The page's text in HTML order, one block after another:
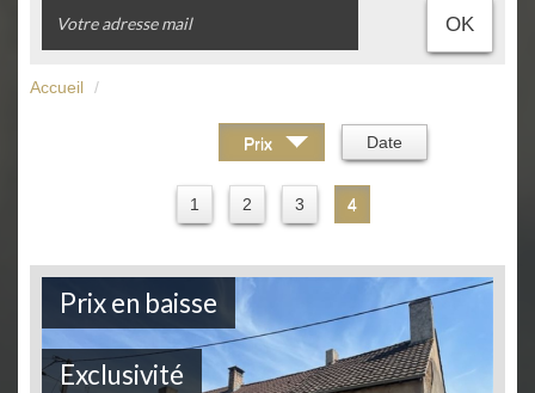
OK
Accueil
Prix Date
1 2 3 4
Exclusivité
Prix en baisse